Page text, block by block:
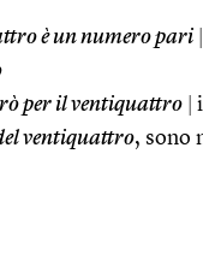
è un numero pari
per il ventiquattro
ventiquattro, sono